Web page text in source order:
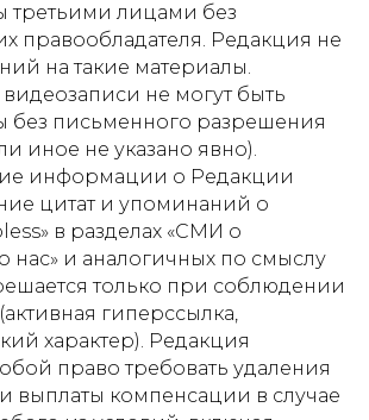
третьими лицами без
правообладателя. Редакция не
на такие материалы.
видеозаписи не могут быть
без письменного разрешения
иное не указано явно).
информации о Редакции
цитат и упоминаний о
в разделах «СМИ о
о нас» и аналогичных по смыслу
только при соблюдении
гиперссылка,
характер). Редакция
право требовать удаления
выплаты компенсации в случае